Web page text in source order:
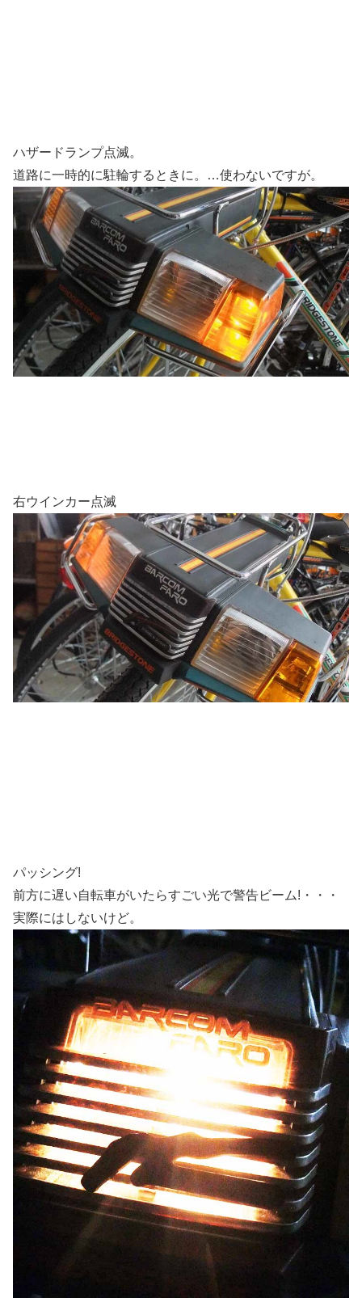
ハザードランプ点滅。
道路に一時的に駐輪するときに。…使わないですが。
右ウインカー点滅
パッシング!
前方に遅い自転車がいたらすごい光で警告ビーム!・・・
実際にはしないけど。